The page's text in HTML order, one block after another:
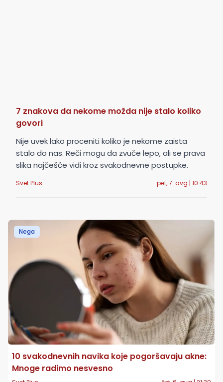
7 znakova da nekome možda nije stalo koliko
govori
Nije uvek lako proceniti koliko je nekome zaista
stalo do nas. Reči mogu da zvuče lepo, ali se prava
slika najčešće vidi kroz svakodnevne postupke.
Svet Plus pet, 7. avg | 10:43
Nega
10 svakodnevnih navika koje pogoršavaju akne:
Mnoge radimo nesvesno